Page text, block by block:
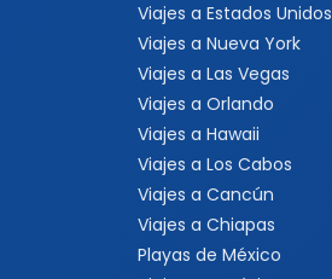
Viajes a Estados Unidos
Viajes a Nueva York
Viajes a Las Vegas
Viajes a Orlando
Viajes a Hawaii
Viajes a Los Cabos
Viajes a Cancún
Viajes a Chiapas
Playas de México